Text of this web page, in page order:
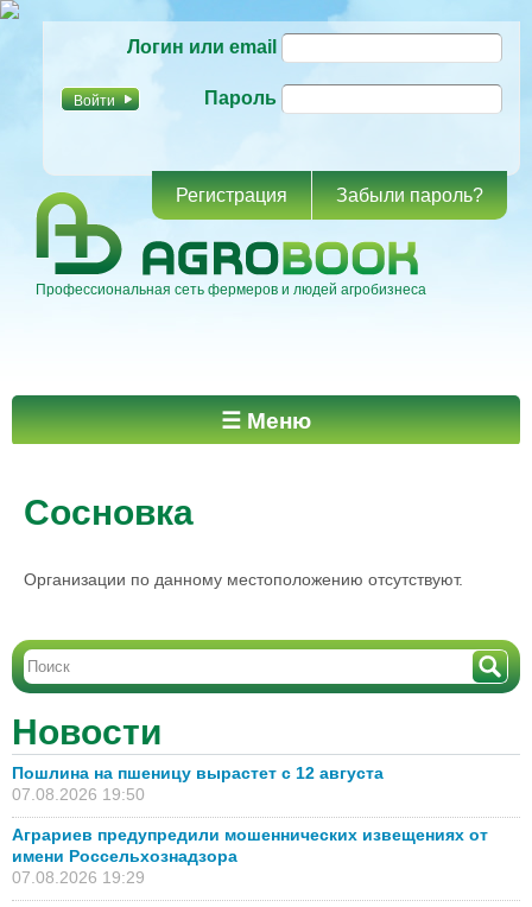
основному
Логин или email
Пароль
Регистрация Забыли пароль?
Профессиональная сеть фермеров и людей агробизнеса
Главное меню ☰ Меню
Сосновка
Организации по данному местоположению отсутствуют.
Новости
Пошлина на пшеницу вырастет с 12 августа
07.08.2026 19:50
Аграриев предупредили мошеннических извещениях от
имени Россельхознадзора
07.08.2026 19:29